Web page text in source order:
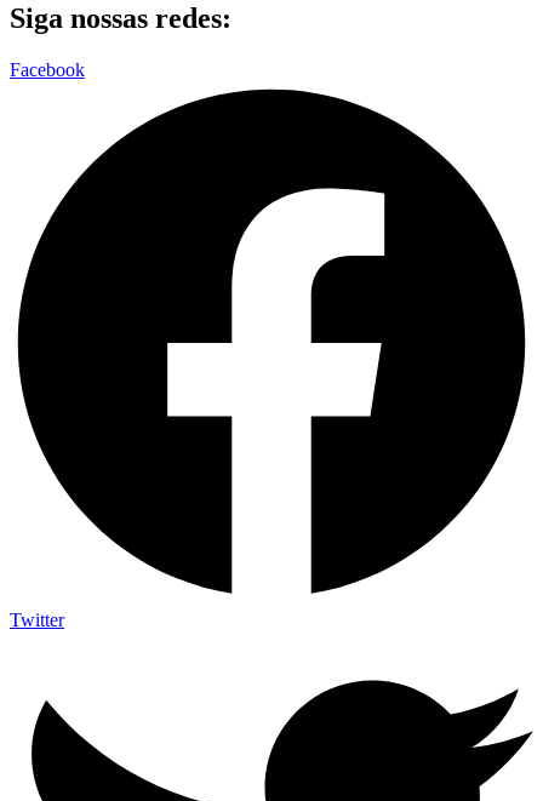
Siga nossas redes:
Facebook
Twitter